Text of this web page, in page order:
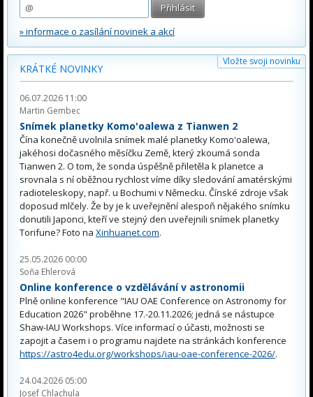
» informace o zasílání novinek a akcí
Vložte svoji novinku
KRÁTKÉ NOVINKY
06.07.2026 11:00
Martin Gembec
Snímek planetky Komo'oalewa z Tianwen 2
Čína konečně uvolnila snímek malé planetky Komo'oalewa,
jakéhosi dočasného měsíčku Země, který zkoumá sonda
Tianwen 2. O tom, že sonda úspěšně přiletěla k planetce a
srovnala s ní oběžnou rychlost víme díky sledování amatérskými
radioteleskopy, např. u Bochumi v Německu. Čínské zdroje však
doposud mlčely. Že by je k uveřejnění alespoň nějakého snímku
donutili Japonci, kteří ve stejný den uveřejnili snímek planetky
Torifune? Foto na Xinhuanet.com.
25.05.2026 00:00
Soňa Ehlerová
Online konference o vzdělávání v astronomii
Plně online konference "IAU OAE Conference on Astronomy for
Education 2026" proběhne 17.-20.11.2026; jedná se nástupce
Shaw-IAU Workshops. Více informací o účasti, možnosti se
zapojit a časem i o programu najdete na stránkách konference
https://astro4edu.org/workshops/iau-oae-conference-2026/.
24.04.2026 05:00
Josef Chlachula